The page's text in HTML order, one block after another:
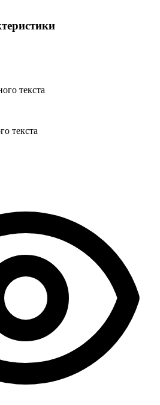
текста
текста